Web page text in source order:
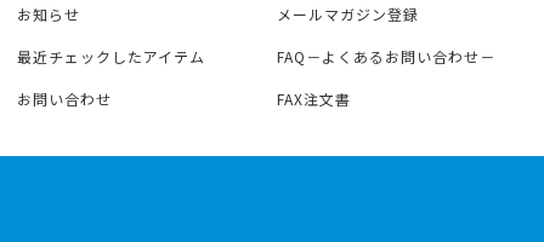
お知らせ メールマガジン登録
最近チェックしたアイテム FAQ－よくあるお問い合わせ－
お問い合わせ FAX注文書